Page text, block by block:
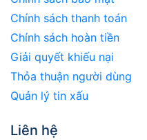
Chính sách thanh toán
Chính sách hoàn tiền
Giải quyết khiếu nại
Thỏa thuận người dùng
Quản lý tin xấu
Liên hệ